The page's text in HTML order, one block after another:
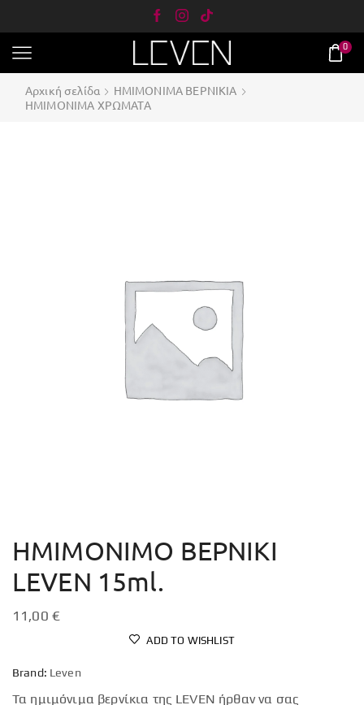
0
Αρχική σελίδα
ΗΜΙΜΟΝΙΜΑ ΒΕΡΝΙΚΙΑ
ΗΜΙΜΟΝΙΜΑ ΧΡΩΜΑΤΑ
ΗΜΙΜOΝΙΜΟ ΒΕΡΝΙΚΙ
LEVEN 15ml.
11,00 €
ADD TO WISHLIST
Brand: Leven
Τα ημιμόνιμα βερνίκια της LEVEN ήρθαν να σας